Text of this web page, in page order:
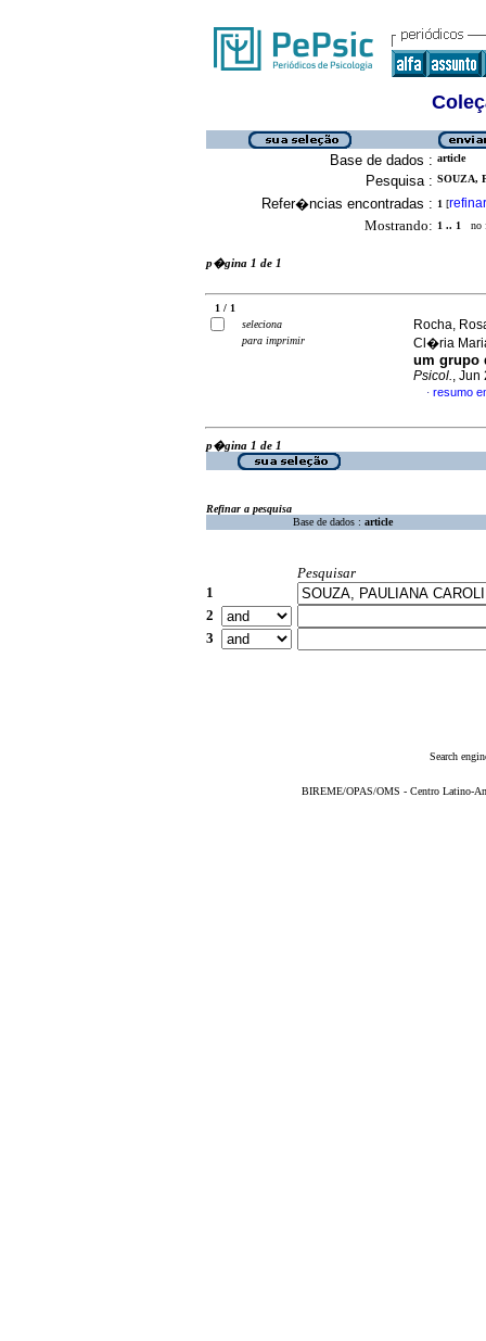
Base de dados : article
Pesquisa : SOUZA,
Refer�ncias encontradas : 1 [refinar
Mostrando: 1 .. 1 no
p�gina 1 de 1
1 / 1
seleciona
para imprimir
Rocha,
Cl�ria
um grupo
Psicol., Jun
· resumo
p�gina 1 de 1
Refinar a pesquisa
Base de dados : article
Pesquisar
1
2
3
Search
BIREME/OPAS/OMS - Centro Latino-